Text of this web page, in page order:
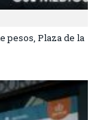
pesos, Plaza de la